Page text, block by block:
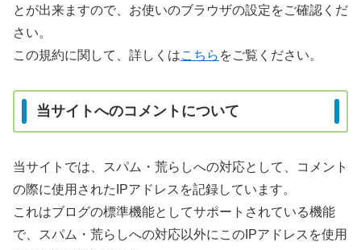
とが出来ますので、お使いのブラウザの設定をご確認くだ
さい。
この規約に関して、詳しくはこちら をご覧ください。
当サイトへのコメントについて
当サイトでは、スパム・荒らしへの対応として、コメント
の際に使用されたIPアドレスを記録しています。
これはブログの標準機能としてサポートされている機能
で、スパム・荒らしへの対応以外にこのIPアドレスを使用